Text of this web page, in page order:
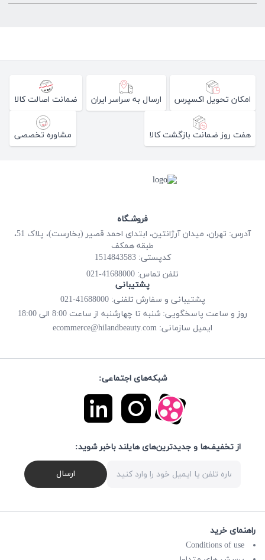
امکان تحویل اکسپرس ارسال به سراسر ایران ضمانت اصالت کالا
هفت روز ضمانت بازگشت کالا مشاوره تخصصی
فروشـگاه
آدرس: تهران، میدان آرژانتین، ابتدای احمد قصیر (بخارست)، پلاک 51،
طبقه همکف
کدپستی: 1514843583
تلفن تماس: 41688000-021
پشتیبانی
پشتیبانی و سفارش تلفنی: 41688000-021
روز و ساعت پاسخگویی: شنبه تا چهارشنبه از ساعت 8:00 الی 18:00
ایمیل سازمانی: ecommerce@hilandbeauty.com
شبکه‌های اجتماعی:
از تخفیف‌ها و جدیدترین‌های هایلند باخبر شوید:
ارسال
راهنمای خرید
Conditions of use